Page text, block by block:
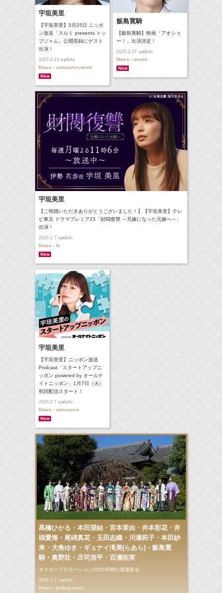
宇垣美里
【宇垣美里】3月25日 ニッポ
ン放送「スルミ presents トッ
プジャム」公開収録にゲスト
出演！
2025.3.13update
News - announce,event
飯島寛騎
【飯島寛騎】映画「アオショ
ー！」出演決定！
2025.2.27update
News - movie
宇垣美里
【ご視聴いただきありがとうございました！】【宇垣美里】テレ
ビ東京 ドラマプレミア23「財閥復讐 ～兄嫁になった元嫁へ～」
出演！
2025.1.7update
News - tv
宇垣美里
【宇垣美里】ニッポン放送
Podcast「スタートアップニ
ッポン powered by オールナ
イトニッポン」1月7日（火）
初回配信スタート！
2025.1.7update
News - announce
髙橋ひかる・本田望結・宮本茉由・井本彩花・井
頭愛海・尾碕真花・玉田志織・川瀬莉子・本田紗
来・大角ゆき・ギュナイ滝美(らあら)・飯島寛
騎・奥野壮・庄司浩平・百瀬拓実
オスカープロモーション2025年晴れ着撮影会
2025.1.7update
News - pickup,event